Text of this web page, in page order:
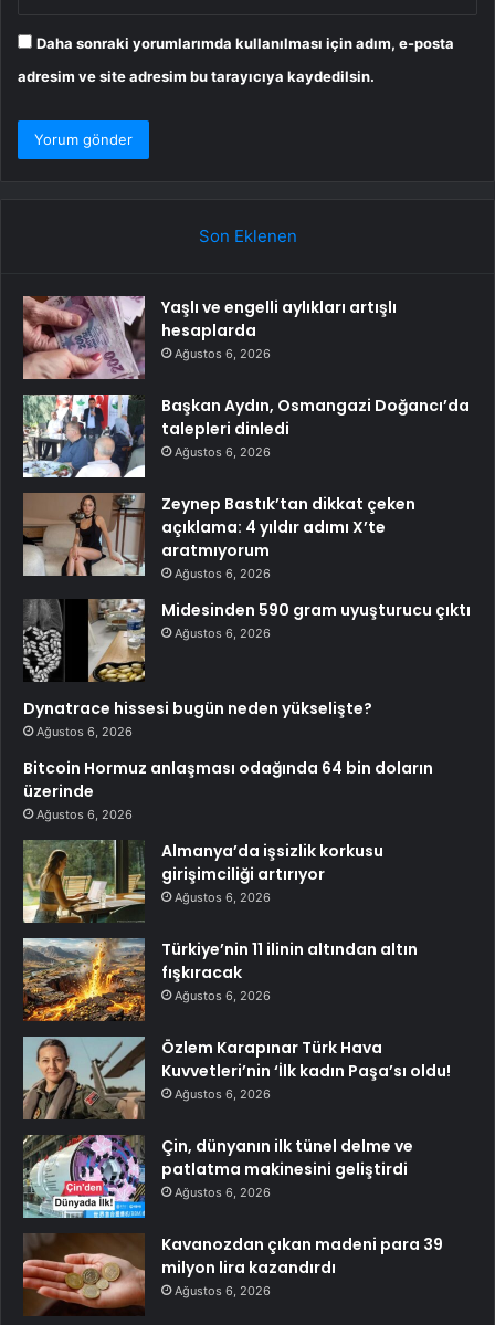
Daha sonraki yorumlarımda kullanılması için adım, e-posta
adresim ve site adresim bu tarayıcıya kaydedilsin.
Son Eklenen
Yaşlı ve engelli aylıkları artışlı
hesaplarda
Ağustos 6, 2026
Başkan Aydın, Osmangazi Doğancı’da
talepleri dinledi
Ağustos 6, 2026
Zeynep Bastık’tan dikkat çeken
açıklama: 4 yıldır adımı X’te
aratmıyorum
Ağustos 6, 2026
Midesinden 590 gram uyuşturucu çıktı
Ağustos 6, 2026
Dynatrace hissesi bugün neden yükselişte?
Ağustos 6, 2026
Bitcoin Hormuz anlaşması odağında 64 bin doların
üzerinde
Ağustos 6, 2026
Almanya’da işsizlik korkusu
girişimciliği artırıyor
Ağustos 6, 2026
Türkiye’nin 11 ilinin altından altın
fışkıracak
Ağustos 6, 2026
Özlem Karapınar Türk Hava
Kuvvetleri’nin ‘İlk kadın Paşa’sı oldu!
Ağustos 6, 2026
Çin, dünyanın ilk tünel delme ve
patlatma makinesini geliştirdi
Ağustos 6, 2026
Kavanozdan çıkan madeni para 39
milyon lira kazandırdı
Ağustos 6, 2026